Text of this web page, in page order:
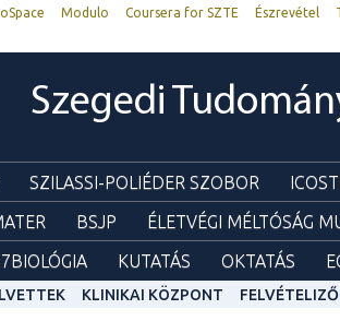
Modulo Coursera for SZTE Észrevétel
Szegedi
SZILASSI-POLIÉDER SZOBOR
BSJP ÉLETVÉGI MÉLTÓSÁG
KUTATÁS OKTATÁS
KLINIKAI KÖZPONT